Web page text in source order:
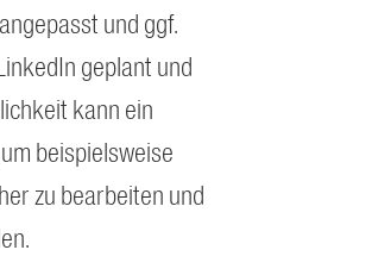
und ggf.
geplant und
kann ein
beispielsweise
zu bearbeiten und